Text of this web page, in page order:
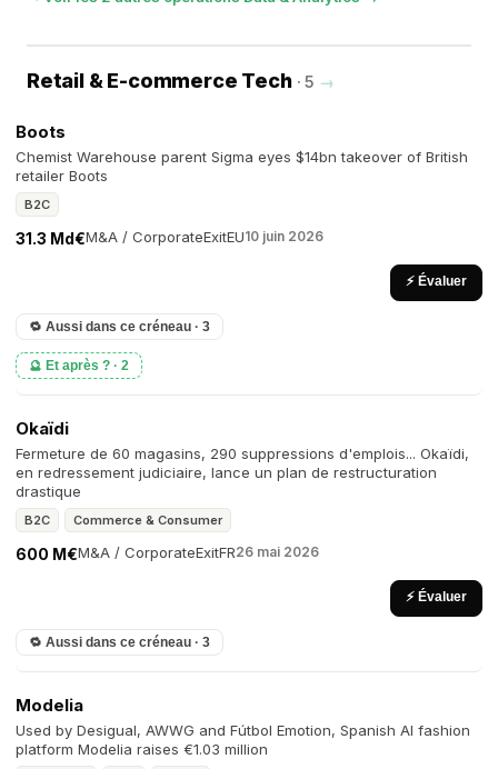
Retail & E-commerce Tech · 5 →
Boots
Chemist Warehouse parent Sigma eyes $14bn takeover of British
retailer Boots
B2C
M&A / Corporate
31.3 Md€ ExitEU10 juin 2026
⚡ Évaluer
🔁 Aussi dans ce créneau · 3
🔮 Et après ? · 2
Okaïdi
Fermeture de 60 magasins, 290 suppressions d'emplois... Okaïdi,
en redressement judiciaire, lance un plan de restructuration
drastique
B2C Commerce & Consumer
M&A / Corporate
600 M€ ExitFR26 mai 2026
⚡ Évaluer
🔁 Aussi dans ce créneau · 3
Modelia
Used by Desigual, AWWG and Fútbol Emotion, Spanish AI fashion
platform Modelia raises €1.03 million